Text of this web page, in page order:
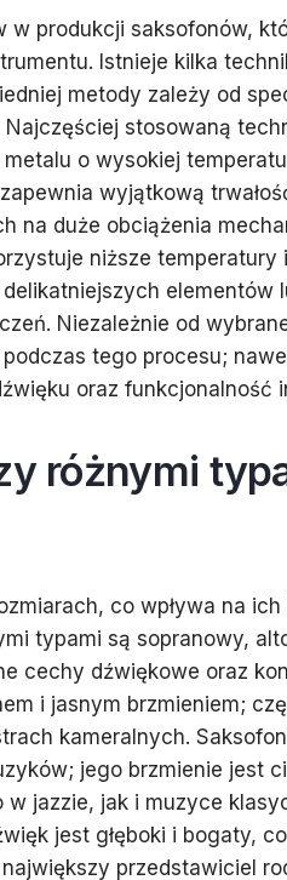
produkcji saksofonów,
Istnieje kilka
metody zależy od
stosowaną
o wysokiej
wyjątkową
na duże obciążenia
niższe temperatury
elementów
Niezależnie od
tego procesu;
oraz funkcjonalność
różnymi
co wpływa na ich
typami są sopranowy,
cechy dźwiękowe oraz
i jasnym brzmieniem;
kameralnych.
jego brzmienie jest
jazzie, jak i muzyce
jest głęboki i bogaty,
przedstawiciel